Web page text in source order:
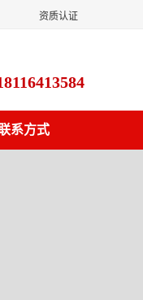
资质认证
系方式